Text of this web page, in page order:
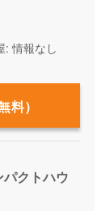
: 情報なし
料)
クトハウ